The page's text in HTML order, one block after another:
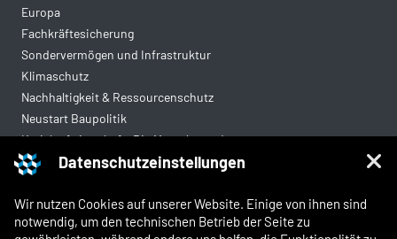
Datenschutzeinstellungen
Wir nutzen Cookies auf unserer Website. Einige von ihnen sind
notwendig, um den technischen Betrieb der Seite zu
Europa
Fachkräftesicherung
Sondervermögen und Infrastruktur
Klimaschutz
Nachhaltigkeit & Ressourcenschutz
Neustart Baupolitik
Kreislaufwirtschaft: Die Mantelverordnung
Mittelstandsgerechte Vergabe